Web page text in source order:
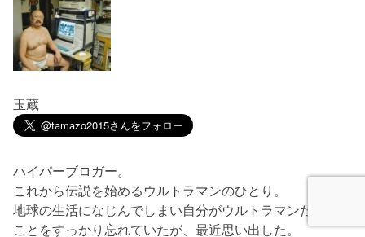
玉蔵
ハイパーブロガー。
これから伝説を始めるウルトラマンのひとり。
地球の生活になじんでしまい自分がウルトラマンだった
ことをすっかり忘れていたが、最近思い出した。